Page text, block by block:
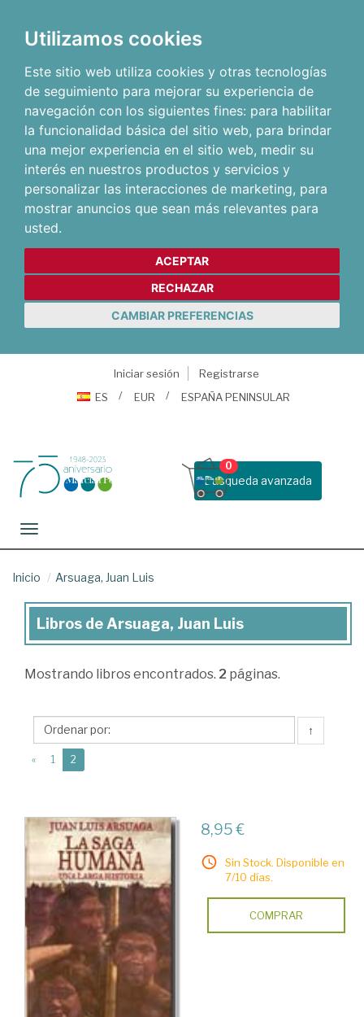
Utilizamos cookies
Este sitio web utiliza cookies y otras tecnologías
de seguimiento para mejorar su experiencia de
navegación con los siguientes fines: para habilitar
la funcionalidad básica del sitio web, para brindar
una mejor experiencia en el sitio web, medir su
interés en nuestros productos y servicios y
personalizar las interacciones de marketing, para
mostrar anuncios que sean más relevantes para
usted.
ACEPTAR
RECHAZAR
CAMBIAR PREFERENCIAS
Iniciar sesión
Registrarse
ES
EUR ESPAÑA PENINSULAR
Busqueda avanzada
0
Toggle navigation
Inicio Arsuaga, Juan Luis
Libros
Arsuaga,
Luis
Libros de Arsuaga, Juan Luis
Mostrando libros encontrados. 2 páginas.
↑
« 1 2
8,95 €
Sin Stock. Disponible en
7/10 días.
COMPRAR